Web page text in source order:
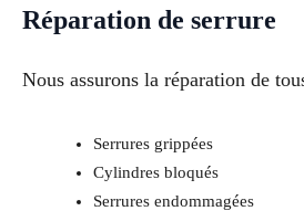
Réparation de serrure
Nous assurons la réparation de
Serrures grippées
Cylindres bloqués
Serrures endommagées